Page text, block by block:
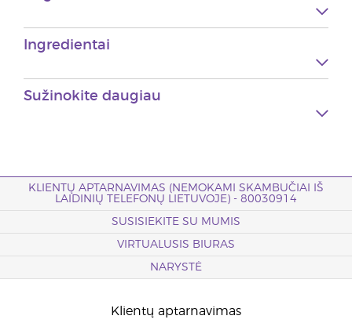
Ingredientai
Sužinokite daugiau
KLIENTŲ APTARNAVIMAS (NEMOKAMI SKAMBUČIAI IŠ
LAIDINIŲ TELEFONŲ LIETUVOJE) - 80030914
SUSISIEKITE SU MUMIS
VIRTUALUSIS BIURAS
NARYSTĖ
Klientų aptarnavimas